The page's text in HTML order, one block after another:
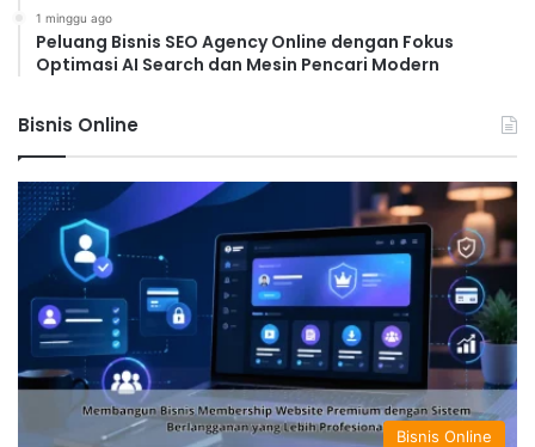
1 minggu ago
Peluang Bisnis SEO Agency Online dengan Fokus
Optimasi AI Search dan Mesin Pencari Modern
Bisnis Online
Bisnis Online